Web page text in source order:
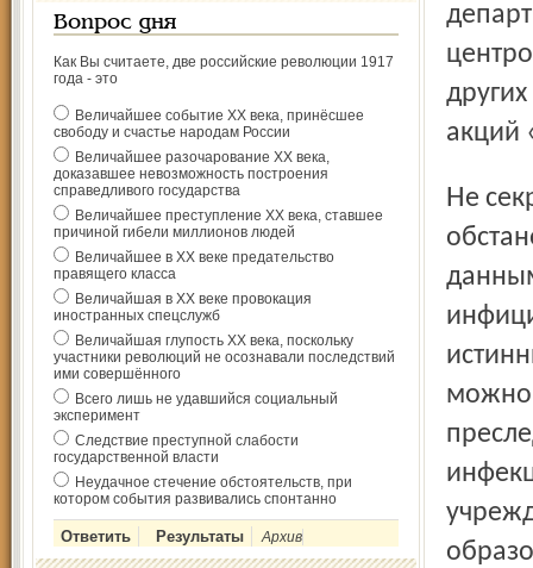
Вопрос дня
Как Вы считаете, две российские революции 1917
года - это
Величайшее событие ХХ века, принёсшее
свободу и счастье народам России
Величайшее разочарование ХХ века,
доказавшее невозможность построения
справедливого государства
Величайшее преступление ХХ века, ставшее
причиной гибели миллионов людей
Величайшее в ХХ веке предательство
правящего класса
Величайшая в ХХ веке провокация
иностранных спецслужб
Величайшая глупость ХХ века, поскольку
участники революций не осознавали последствий
ими совершённого
Всего лишь не удавшийся социальный
эксперимент
Следствие преступной слабости
государственной власти
Неудачное стечение обстоятельств, при
котором события развивались спонтанно
Архив
акций
Не секрет, что в Ярославле сложилась очень тревожная
можно